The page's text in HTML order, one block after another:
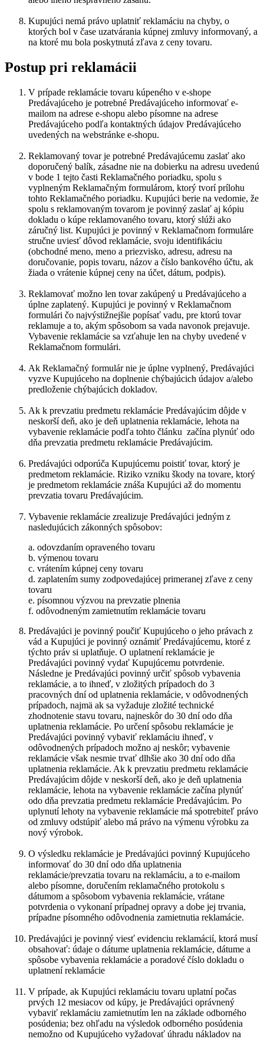
Kupujúci nemá právo uplatniť reklamáciu na chyby, o
ktorých bol v čase uzatvárania kúpnej zmluvy informovaný, a
na ktoré mu bola poskytnutá zľava z ceny tovaru.
Postup pri reklamácii
V prípade reklamácie tovaru kúpeného v e-shope
Predávajúceho je potrebné Predávajúceho informovať e-
mailom na adrese e-shopu alebo písomne na adrese
Predávajúceho podľa kontaktných údajov Predávajúceho
uvedených na webstránke e-shopu.
Reklamovaný tovar je potrebné Predávajúcemu zaslať ako
doporučený balík, zásadne nie na dobierku na adresu uvedenú
v bode 1 tejto časti Reklamačného poriadku, spolu s
vyplneným Reklamačným formulárom, ktorý tvorí prílohu
tohto Reklamačného poriadku. Kupujúci berie na vedomie, že
spolu s reklamovaným tovarom je povinný zaslať aj kópiu
dokladu o kúpe reklamovaného tovaru, ktorý slúži ako
záručný list. Kupujúci je povinný v Reklamačnom formuláre
stručne uviesť dôvod reklamácie, svoju identifikáciu
(obchodné meno, meno a priezvisko, adresu, adresu na
doručovanie, popis tovaru, názov a číslo bankového účtu, ak
žiada o vrátenie kúpnej ceny na účet, dátum, podpis).
Reklamovať možno len tovar zakúpený u Predávajúceho a
úplne zaplatený. Kupujúci je povinný v Reklamačnom
formulári čo najvýstižnejšie popísať vadu, pre ktorú tovar
reklamuje a to, akým spôsobom sa vada navonok prejavuje.
Vybavenie reklamácie sa vzťahuje len na chyby uvedené v
Reklamačnom formulári.
Ak Reklamačný formulár nie je úplne vyplnený, Predávajúci
vyzve Kupujúceho na doplnenie chýbajúcich údajov a/alebo
predloženie chýbajúcich dokladov.
Ak k prevzatiu predmetu reklamácie Predávajúcim dôjde v
neskorší deň, ako je deň uplatnenia reklamácie, lehota na
vybavenie reklamácie podľa tohto článku začína plynúť odo
dňa prevzatia predmetu reklamácie Predávajúcim.
Predávajúci odporúča Kupujúcemu poistiť tovar, ktorý je
predmetom reklamácie. Riziko vzniku škody na tovare, ktorý
je predmetom reklamácie znáša Kupujúci až do momentu
prevzatia tovaru Predávajúcim.
Vybavenie reklamácie zrealizuje Predávajúci jedným z
nasledujúcich zákonných spôsobov:
a. odovzdaním opraveného tovaru
b. výmenou tovaru
c. vrátením kúpnej ceny tovaru
d. zaplatením sumy zodpovedajúcej primeranej zľave z ceny
tovaru
e. písomnou výzvou na prevzatie plnenia
f. odôvodneným zamietnutím reklamácie tovaru
Predávajúci je povinný poučiť Kupujúceho o jeho právach z
vád a Kupujúci je povinný oznámiť Predávajúcemu, ktoré z
týchto práv si uplatňuje. O uplatnení reklamácie je
Predávajúci povinný vydať Kupujúcemu potvrdenie.
Následne je Predávajúci povinný určiť spôsob vybavenia
reklamácie, a to ihneď, v zložitých prípadoch do 3
pracovných dní od uplatnenia reklamácie, v odôvodnených
prípadoch, najmä ak sa vyžaduje zložité technické
zhodnotenie stavu tovaru, najneskôr do 30 dní odo dňa
uplatnenia reklamácie. Po určení spôsobu reklamácie je
Predávajúci povinný vybaviť reklamáciu ihneď, v
odôvodnených prípadoch možno aj neskôr; vybavenie
reklamácie však nesmie trvať dlhšie ako 30 dní odo dňa
uplatnenia reklamácie. Ak k prevzatiu predmetu reklamácie
Predávajúcim dôjde v neskorší deň, ako je deň uplatnenia
reklamácie, lehota na vybavenie reklamácie začína plynúť
odo dňa prevzatia predmetu reklamácie Predávajúcim. Po
uplynutí lehoty na vybavenie reklamácie má spotrebiteľ právo
od zmluvy odstúpiť alebo má právo na výmenu výrobku za
nový výrobok.
O výsledku reklamácie je Predávajúci povinný Kupujúceho
informovať do 30 dní odo dňa uplatnenia
reklamácie/prevzatia tovaru na reklamáciu, a to e-mailom
alebo písomne, doručením reklamačného protokolu s
dátumom a spôsobom vybavenia reklamácie, vrátane
potvrdenia o vykonaní prípadnej opravy a dobe jej trvania,
prípadne písomného odôvodnenia zamietnutia reklamácie.
Predávajúci je povinný viesť evidenciu reklamácií, ktorá musí
obsahovať: údaje o dátume uplatnenia reklamácie, dátume a
spôsobe vybavenia reklamácie a poradové číslo dokladu o
uplatnení reklamácie
V prípade, ak Kupujúci reklamáciu tovaru uplatní počas
prvých 12 mesiacov od kúpy, je Predávajúci oprávnený
vybaviť reklamáciu zamietnutím len na základe odborného
posúdenia; bez ohľadu na výsledok odborného posúdenia
nemožno od Kupujúceho vyžadovať úhradu nákladov na